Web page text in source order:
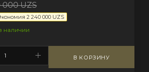
000UZS
2 240 000UZS
наличии
В КОРЗИНУ